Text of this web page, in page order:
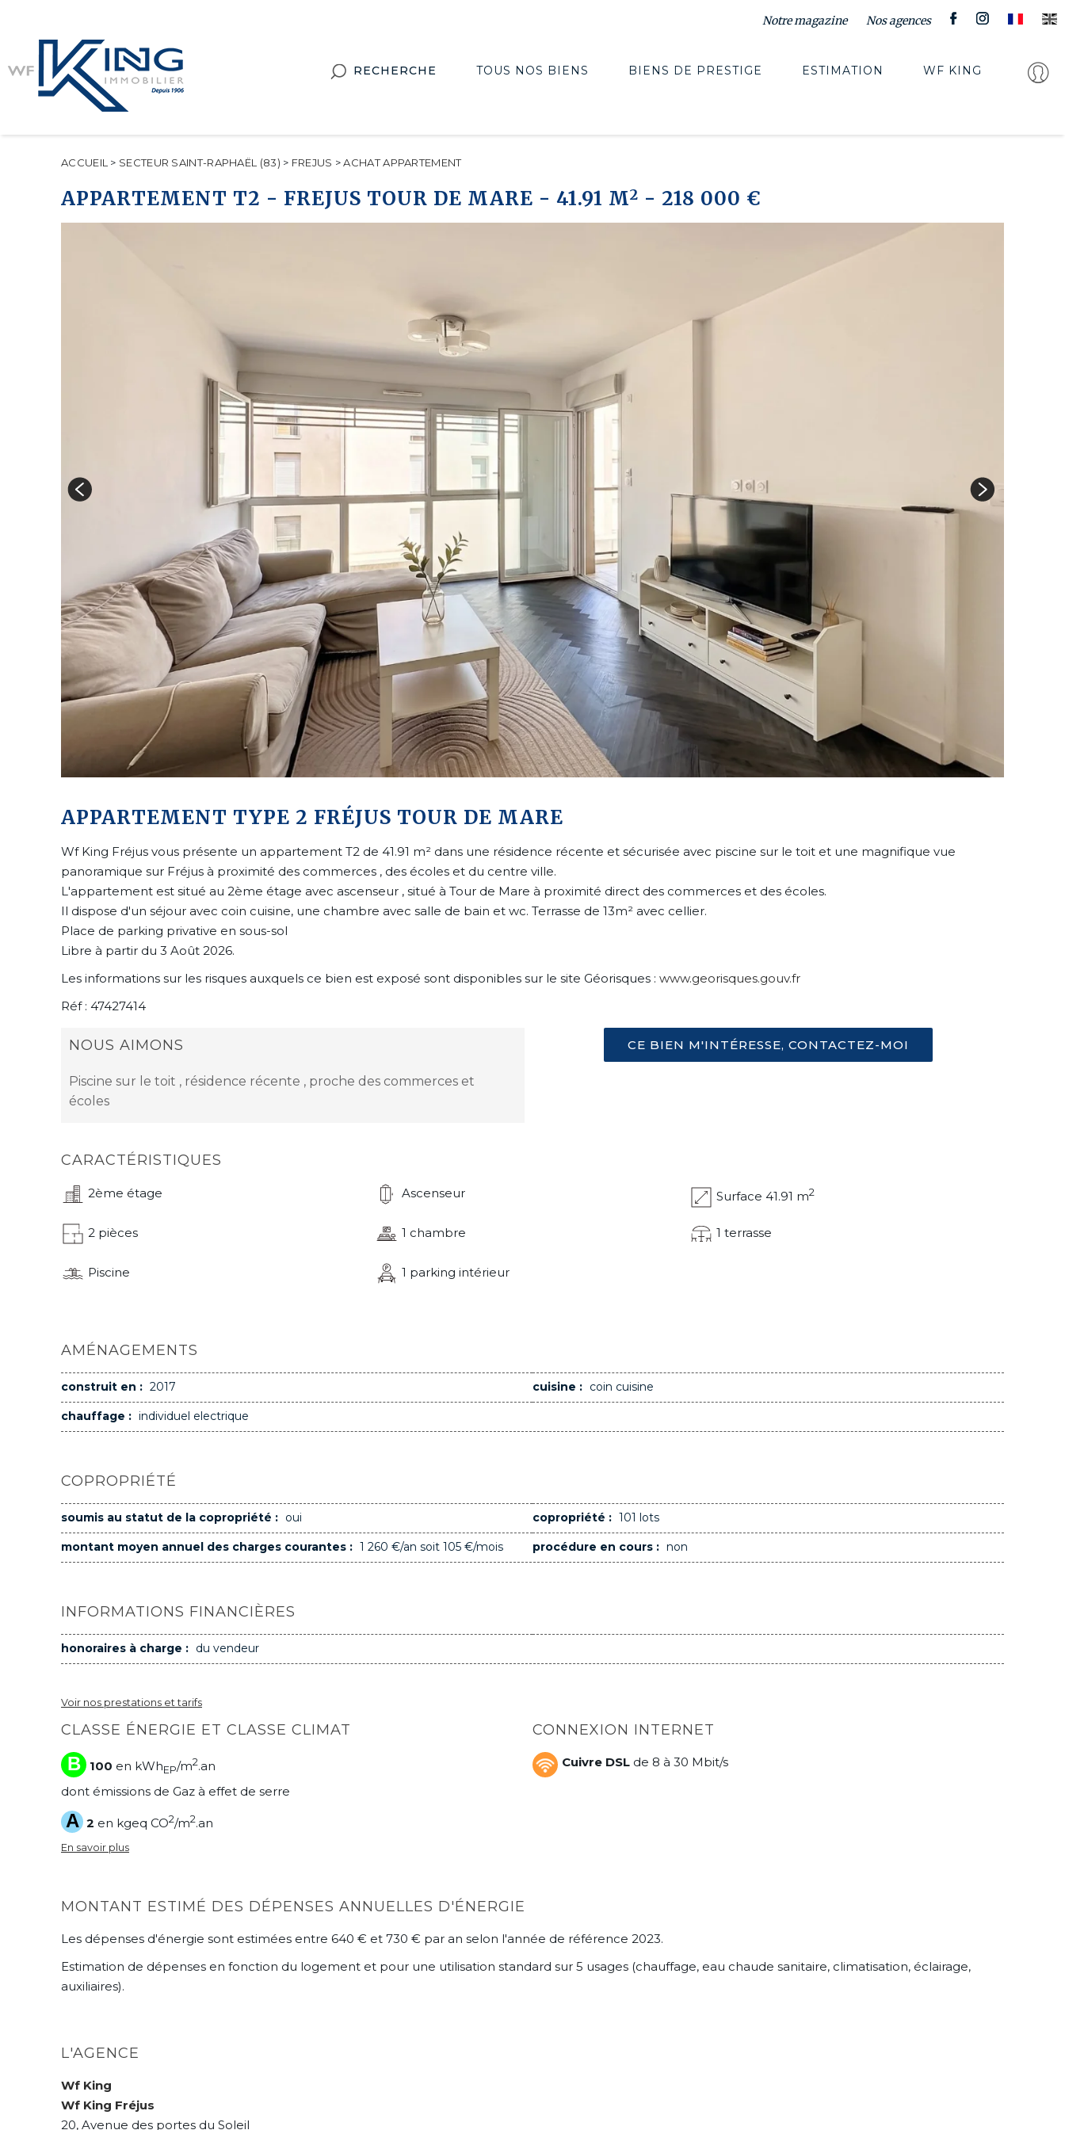
Notre magazine Nos agences
RECHERCHE TOUS NOS BIENS BIENS DE PRESTIGE ESTIMATION WF KING
ACCUEIL > SECTEUR SAINT-RAPHAËL (83) > FREJUS >ACHAT APPARTEMENT
APPARTEMENT T2 - FREJUS TOUR DE MARE - 41.91 M2 - 218 000 €
APPARTEMENT TYPE 2 FRÉJUS TOUR DE MARE
Wf King Fréjus vous présente un appartement T2 de 41.91 m² dans une résidence récente et sécurisée avec piscine sur le toit et une magnifique vue
panoramique sur Fréjus à proximité des commerces , des écoles et du centre ville.
L'appartement est situé au 2ème étage avec ascenseur , situé à Tour de Mare à proximité direct des commerces et des écoles.
Il dispose d'un séjour avec coin cuisine, une chambre avec salle de bain et wc. Terrasse de 13m² avec cellier.
Place de parking privative en sous-sol
Libre à partir du 3 Août 2026.
Les informations sur les risques auxquels ce bien est exposé sont disponibles sur le site Géorisques : www.georisques.gouv.fr
Réf : 47427414
NOUS AIMONS
Piscine sur le toit , résidence récente , proche des commerces et
écoles
CE BIEN M'INTÉRESSE, CONTACTEZ-MOI
CARACTÉRISTIQUES
2ème étage Ascenseur Surface 41.91 m2
2 pièces 1 chambre 1 terrasse
Piscine 1 parking intérieur
AMÉNAGEMENTS
construit en : 2017 cuisine : coin cuisine
chauffage : individuel electrique
COPROPRIÉTÉ
soumis au statut de la copropriété : oui copropriété : 101 lots
montant moyen annuel des charges courantes : 1 260 €/an soit 105 €/mois procédure en cours : non
INFORMATIONS FINANCIÈRES
honoraires à charge : du vendeur
Voir nos prestations et tarifs
CLASSE ÉNERGIE ET CLASSE CLIMAT
B 100 en kWhEP/m2.an
dont émissions de Gaz à effet de serre
A 2 en kgeq CO2/m2.an
En savoir plus
CONNEXION INTERNET
Cuivre DSL de 8 à 30 Mbit/s
MONTANT ESTIMÉ DES DÉPENSES ANNUELLES D'ÉNERGIE
Les dépenses d'énergie sont estimées entre 640 € et 730 € par an selon l'année de référence 2023.
Estimation de dépenses en fonction du logement et pour une utilisation standard sur 5 usages (chauffage, eau chaude sanitaire, climatisation, éclairage,
auxiliaires).
L'AGENCE
Wf King
Wf King Fréjus
20, Avenue des portes du Soleil